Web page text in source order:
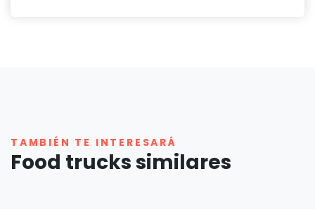
TAMBIÉN TE INTERESARÁ
Food trucks similares